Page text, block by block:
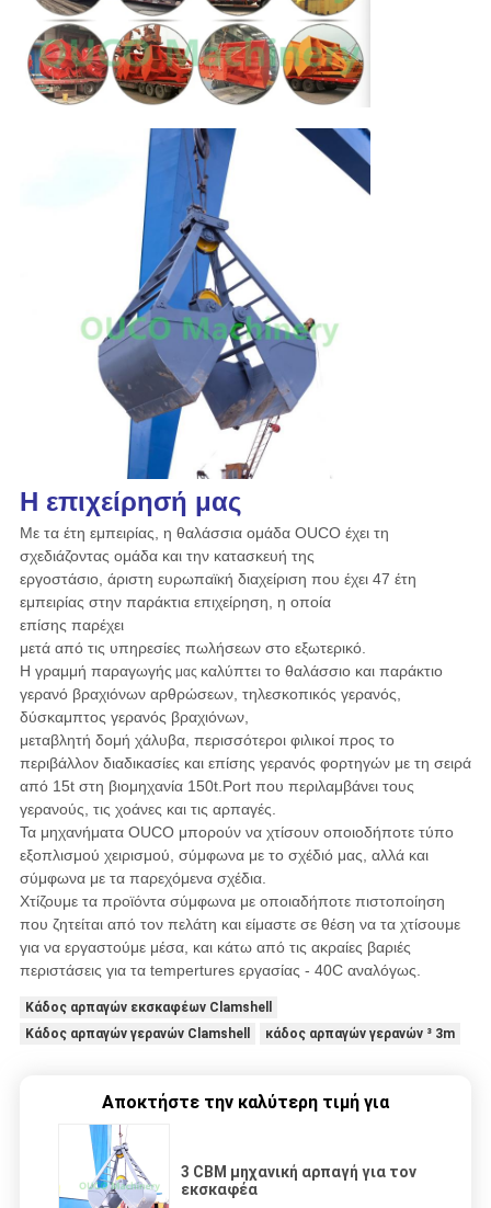
Η επιχείρησή μας
Με τα έτη εμπειρίας, η θαλάσσια ομάδα OUCO έχει τη
σχεδιάζοντας ομάδα και την κατασκευή της
εργοστάσιο, άριστη ευρωπαϊκή διαχείριση που έχει 47 έτη
εμπειρίας στην παράκτια επιχείρηση, η οποία
επίσης παρέχει
μετά από τις υπηρεσίες πωλήσεων στο εξωτερικό.
Η γραμμή παραγωγής μας καλύπτει το θαλάσσιο και παράκτιο
γερανό βραχιόνων αρθρώσεων, τηλεσκοπικός γερανός,
δύσκαμπτος γερανός βραχιόνων,
μεταβλητή δομή χάλυβα, περισσότεροι φιλικοί προς το
περιβάλλον διαδικασίες και επίσης γερανός φορτηγών με τη σειρά
από 15t στη βιομηχανία 150t.Port που περιλαμβάνει τους
γερανούς, τις χοάνες και τις αρπαγές.
Τα μηχανήματα OUCO μπορούν να χτίσουν οποιοδήποτε τύπο
εξοπλισμού χειρισμού, σύμφωνα με το σχέδιό μας, αλλά και
σύμφωνα με τα παρεχόμενα σχέδια.
Χτίζουμε τα προϊόντα σύμφωνα με οποιαδήποτε πιστοποίηση
που ζητείται από τον πελάτη και είμαστε σε θέση να τα χτίσουμε
για να εργαστούμε μέσα, και κάτω από τις ακραίες βαριές
περιστάσεις για τα tempertures εργασίας - 40C αναλόγως.
Κάδος αρπαγών εκσκαφέων Clamshell
Κάδος αρπαγών γερανών Clamshell
κάδος αρπαγών γερανών ³ 3m
Αποκτήστε την καλύτερη τιμή για
3 CBM μηχανική αρπαγή για τον
εκσκαφέα